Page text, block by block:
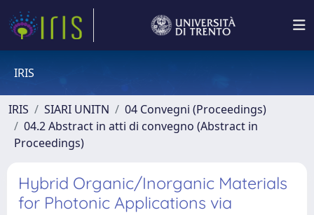
IRIS
IRIS SIARI UNITN
04 Convegni (Proceedings)
04.2 Abstract in atti di convegno (Abstract in
Proceedings)
Hybrid Organic/Inorganic Materials
for Photonic Applications via